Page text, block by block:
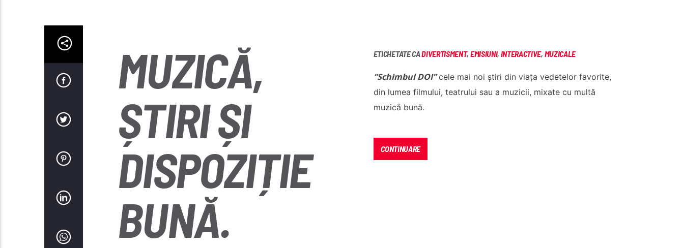
MUZICĂ,
ȘTIRI ȘI
DISPOZIȚIE
BUNĂ.
ETICHETATE CADIVERTISMENT, EMISIUNI, INTERACTIVE, MUZICALE
”Schimbul DOI”cele mai noi știri din viața vedetelor favorite,
din lumea filmului, teatrului sau a muzicii, mixate cu multă
muzică bună.
CONTINUARE